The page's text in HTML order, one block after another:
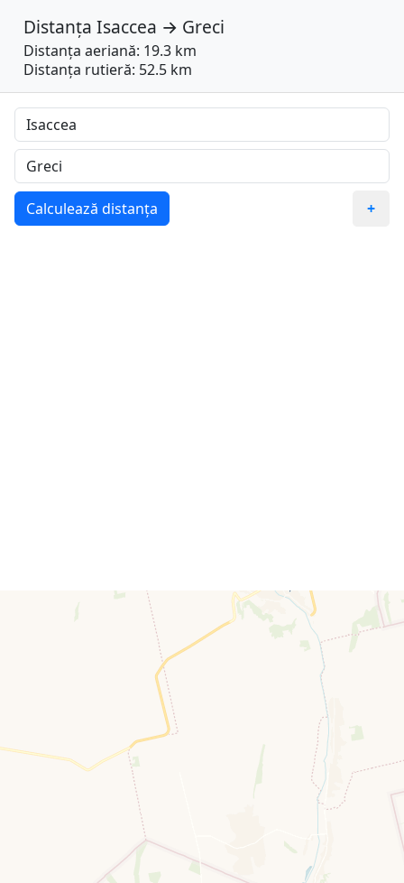
Distanța Isaccea → Greci
Distanța aeriană: 19.3 km
Distanța rutieră: 52.5 km
Calculează distanța +